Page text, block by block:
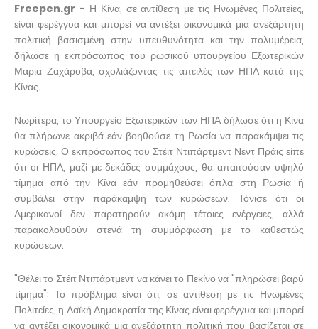
Freepen.gr - Η Κίνα, σε αντίθεση με τις Ηνωμένες Πολιτείες,
είναι φερέγγυα και μπορεί να αντέξει οικονομικά μια ανεξάρτητη
πολιτική βασισμένη στην υπευθυνότητα και την πολυμέρεια,
δήλωσε η εκπρόσωπος του ρωσικού υπουργείου Εξωτερικών
Μαρία Ζαχάροβα, σχολιάζοντας τις απειλές των ΗΠΑ κατά της
Κίνας.
Νωρίτερα, το Υπουργείο Εξωτερικών των ΗΠΑ δήλωσε ότι η Κίνα
θα πλήρωνε ακριβά εάν βοηθούσε τη Ρωσία να παρακάμψει τις
κυρώσεις. Ο εκπρόσωπος του Στέιτ Ντιπάρτμεντ Νεντ Πράις είπε
ότι οι ΗΠΑ, μαζί με δεκάδες συμμάχους, θα απαιτούσαν υψηλό
τίμημα από την Κίνα εάν προμηθεύσει όπλα στη Ρωσία ή
συμβάλει στην παράκαμψη των κυρώσεων. Τόνισε ότι οι
Αμερικανοί δεν παρατηρούν ακόμη τέτοιες ενέργειες, αλλά
παρακολουθούν στενά τη συμμόρφωση με το καθεστώς
κυρώσεων.
"Θέλει το Στέιτ Ντιπάρτμεντ να κάνει το Πεκίνο να "πληρώσει βαρύ
τίμημα"; Το πρόβλημα είναι ότι, σε αντίθεση με τις Ηνωμένες
Πολιτείες, η Λαϊκή Δημοκρατία της Κίνας είναι φερέγγυα και μπορεί
να αντέξει οικονομικά μια ανεξάρτητη πολιτική που βασίζεται σε